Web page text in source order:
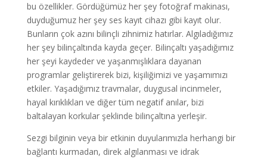
bu özellikler. Gördüğümüz her şey fotoğraf makinası,
duyduğumuz her şey ses kayıt cihazı gibi kayıt olur.
Bunların çok azını bilinçli zihnimiz hatırlar. Algıladığımız
her şey bilinçaltında kayda geçer. Bilinçaltı yaşadığımız
her şeyi kaydeder ve yaşanmışlıklara dayanan
programlar geliştirerek bizi, kişiliğimizi ve yaşamımızı
etkiler. Yaşadığımız travmalar, duygusal incinmeler,
hayal kırıklıkları ve diğer tüm negatif anılar, bizi
baltalayan korkular şeklinde bilinçaltına yerleşir.
Sezgi bilginin veya bir etkinin duyularımızla herhangi bir
bağlantı kurmadan, direk algılanması ve idrak